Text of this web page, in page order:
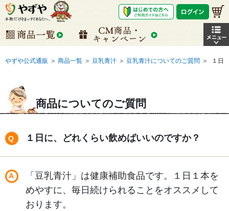
やずや公式通販 ＞ 商品一覧 ＞ 豆乳青汁 ＞ 豆乳青汁についてのご質問 ＞ １日
商品についてのご質問
１日に、どれくらい飲めばいいのですか？
「豆乳青汁」は健康補助食品です。１日１本を
めやすに、毎日続けられることをオススメして
おります。